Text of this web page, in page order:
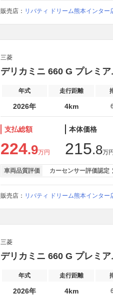
販売店： リバティ ドリーム熊本インター
三菱
デリカミニ 660 G プレミ
年式 走行距離
2026年 4km
支払総額
224.9万円
本体価格
215.8万円
車両品質評価 カーセンサー評価認定
販売店： リバティ ドリーム熊本インター
三菱
デリカミニ 660 G プレミ
年式 走行距離
2026年 4km